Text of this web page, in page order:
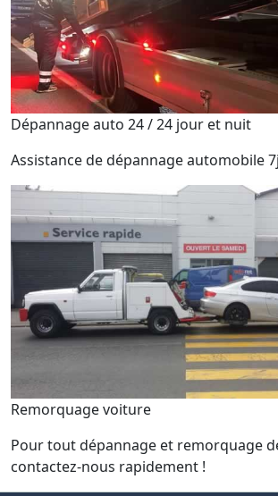
Dépannage auto 24 / 24 jour et nuit
Assistance de dépannage automobile
Remorquage voiture
Pour tout dépannage et remorquage
contactez-nous rapidement !